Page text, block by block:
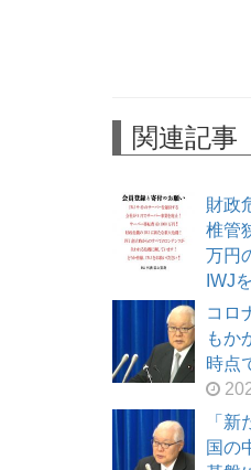
関連記事
財政
椎管
万円
IWJ
コロ
もか
時点
「
国の